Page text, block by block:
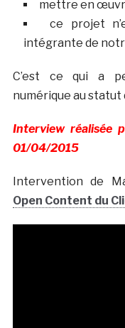
mettre en
ce projet
intégrante de
C’est ce qui a
numérique au statut
Interview réalisée
01/04/2015
Intervention de
Open Content du